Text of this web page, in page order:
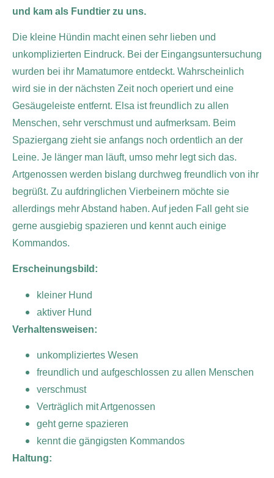
und kam als Fundtier zu uns.
Die kleine Hündin macht einen sehr lieben und
unkomplizierten Eindruck. Bei der Eingangsuntersuchung
wurden bei ihr Mamatumore entdeckt. Wahrscheinlich
wird sie in der nächsten Zeit noch operiert und eine
Gesäugeleiste entfernt. Elsa ist freundlich zu allen
Menschen, sehr verschmust und aufmerksam. Beim
Spaziergang zieht sie anfangs noch ordentlich an der
Leine. Je länger man läuft, umso mehr legt sich das.
Artgenossen werden bislang durchweg freundlich von ihr
begrüßt. Zu aufdringlichen Vierbeinern möchte sie
allerdings mehr Abstand haben. Auf jeden Fall geht sie
gerne ausgiebig spazieren und kennt auch einige
Kommandos.
Erscheinungsbild:
kleiner Hund
aktiver Hund
Verhaltensweisen:
unkompliziertes Wesen
freundlich und aufgeschlossen zu allen Menschen
verschmust
Verträglich mit Artgenossen
geht gerne spazieren
kennt die gängigsten Kommandos
Haltung: